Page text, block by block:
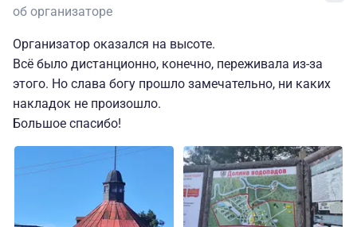
об организаторе
Организатор оказался на высоте.
Всё было дистанционно, конечно, переживала из-за
этого. Но слава богу прошло замечательно, ни каких
накладок не произошло.
Большое спасибо!